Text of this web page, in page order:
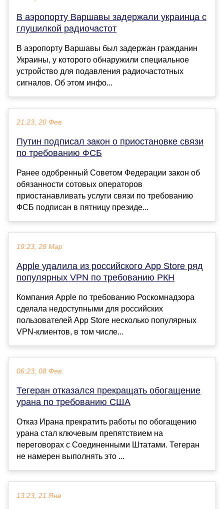
В аэропорту Варшавы задержали украинца с
глушилкой радиочастот
В аэропорту Варшавы был задержан гражданин
Украины, у которого обнаружили специальное
устройство для подавления радиочастотных
сигналов. Об этом инфо...
21:23, 20 Фев
Путин подписал закон о приостановке связи
по требованию ФСБ
Ранее одобренный Советом Федерации закон об
обязанности сотовых операторов
приостанавливать услуги связи по требованию
ФСБ подписан в пятницу президе...
19:23, 28 Мар
Apple удалила из российского App Store ряд
популярных VPN по требованию РКН
Компания Apple по требованию Роскомнадзора
сделала недоступными для российских
пользователей App Store несколько популярных
VPN-клиентов, в том числе...
06:23, 08 Фев
Тегеран отказался прекращать обогащение
урана по требованию США
Отказ Ирана прекратить работы по обогащению
урана стал ключевым препятствием на
переговорах с Соединенными Штатами. Тегеран
не намерен выполнять это ...
13:23, 21 Янв